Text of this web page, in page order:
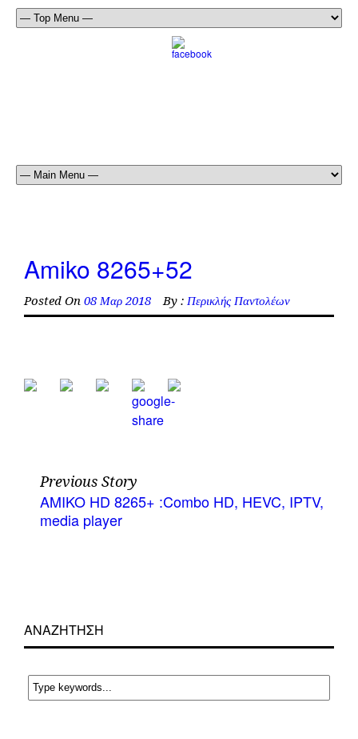
Amiko 8265+52
Posted On 08 Μαρ 2018 By : Περικλής Παντολέων
Previous Story
AMIKO HD 8265+ :Combo HD, HEVC, IPTV,
media player
ΑΝΑΖΗΤΗΣΗ